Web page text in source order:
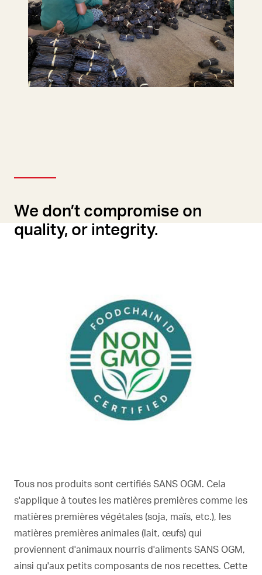
We don’t compromise on
quality, or integrity.
Tous nos produits sont certifiés SANS OGM. Cela
s'applique à toutes les matières premières comme les
matières premières végétales (soja, maïs, etc.), les
matières premières animales (lait, œufs) qui
proviennent d'animaux nourris d'aliments SANS OGM,
ainsi qu'aux petits composants de nos recettes. Cette